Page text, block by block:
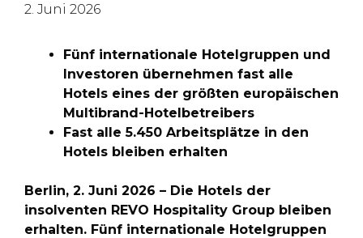
2. Juni 2026
Fünf internationale Hotelgruppen und
Investoren übernehmen fast alle
Hotels eines der größten europäischen
Multibrand-Hotelbetreibers
Fast alle 5.450 Arbeitsplätze in den
Hotels bleiben erhalten
Berlin, 2. Juni 2026 – Die Hotels der
insolventen REVO Hospitality Group bleiben
erhalten. Fünf internationale Hotelgruppen